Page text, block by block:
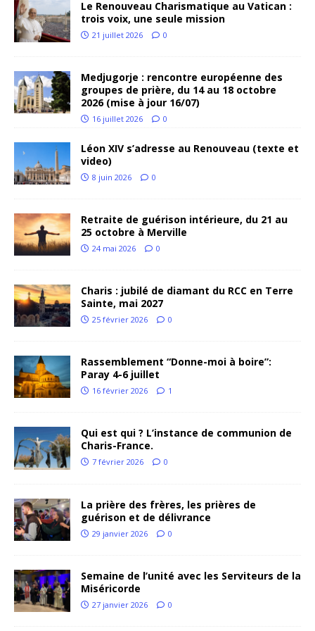
Le Renouveau Charismatique au Vatican :
trois voix, une seule mission
21 juillet 2026 0
Medjugorje : rencontre européenne des
groupes de prière, du 14 au 18 octobre
2026 (mise à jour 16/07)
16 juillet 2026 0
Léon XIV s’adresse au Renouveau (texte et
video)
8 juin 2026 0
Retraite de guérison intérieure, du 21 au
25 octobre à Merville
24 mai 2026 0
Charis : jubilé de diamant du RCC en Terre
Sainte, mai 2027
25 février 2026 0
Rassemblement “Donne-moi à boire”:
Paray 4-6 juillet
16 février 2026 1
Qui est qui ? L’instance de communion de
Charis-France.
7 février 2026 0
La prière des frères, les prières de
guérison et de délivrance
29 janvier 2026 0
Semaine de l’unité avec les Serviteurs de la
Miséricorde
27 janvier 2026 0